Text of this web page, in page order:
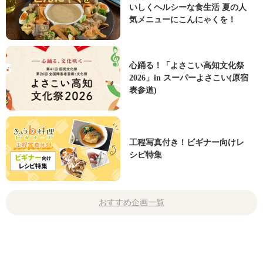
いしくヘルシーな食生活 夏の人
気メニューにこんにゃくを！
心踊る！「よさこい高知文化祭
2026」in スーパーよさこい(原宿
表参道)
工程写真付き！ビギナー向けレ
シピ特集
おすすめ企画一覧